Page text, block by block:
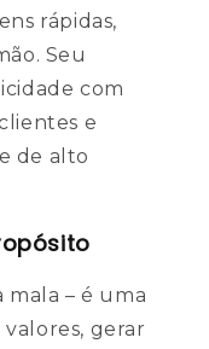
rápidas,
Seu
com
e
de alto
mala – é uma
gerar